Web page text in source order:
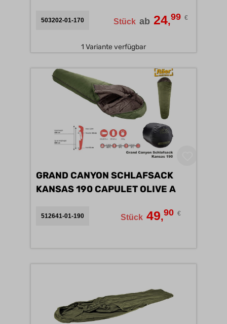
503202-01-170 Stück ab 24,99 €
1 Variante verfügbar
GRAND CANYON SCHLAFSACK
KANSAS 190 CAPULET OLIVE A
512641-01-190 Stück 49,90 €